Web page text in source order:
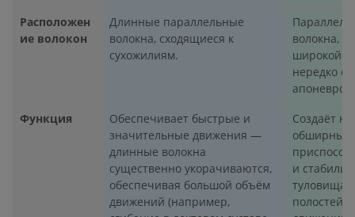
Расположен
ие волокон
Длинные параллельные
волокна, сходящиеся к
сухожилиям.
волокна,
широкой
нередко
Функция
Обеспечивает быстрые и
значительные движения —
длинные волокна
существенно укорачиваются,
обеспечивая большой объём
движений (например,
Создаёт
обширных
и
туловища
полостей,